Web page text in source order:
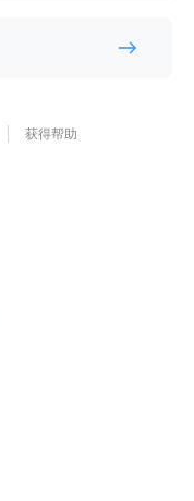
获得帮助